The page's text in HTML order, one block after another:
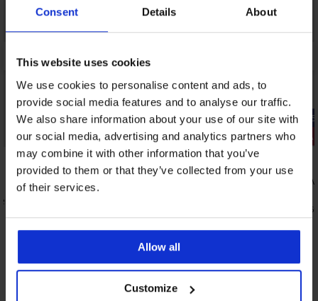
Consent Details About
This website uses cookies
We use cookies to personalise content and ads, to
provide social media features and to analyse our traffic.
We also share information about your use of our site with
our social media, advertising and analytics partners who
may combine it with other information that you’ve
provided to them or that they’ve collected from your use
of their services.
Allow all
Customize
5
-25% ALL25
3+1 ΔΩΡΕΑΝ
5
Brazil σλιπ Delicate Flower
22,99 €
-25% ALL25
3+1
Κλασικό